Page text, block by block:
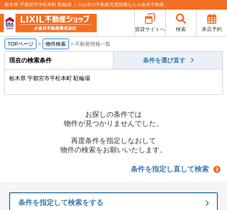
栃木県 宇都宮市平松本町 駐輪場 ｜小山市の不動産売買情報なら小金井不動産
賃貸サイトへ 検索 来店予約
TOPページ > 物件検索 > 不動産情報一覧
現在の検索条件 条件を選び直す
栃木県 宇都宮市平松本町 駐輪場
お探しの条件では
物件が見つかりませんでした。
再度条件を指定しなおして
物件の検索をお願いいたします。
条件を指定し直して検索
条件を指定して検索をする